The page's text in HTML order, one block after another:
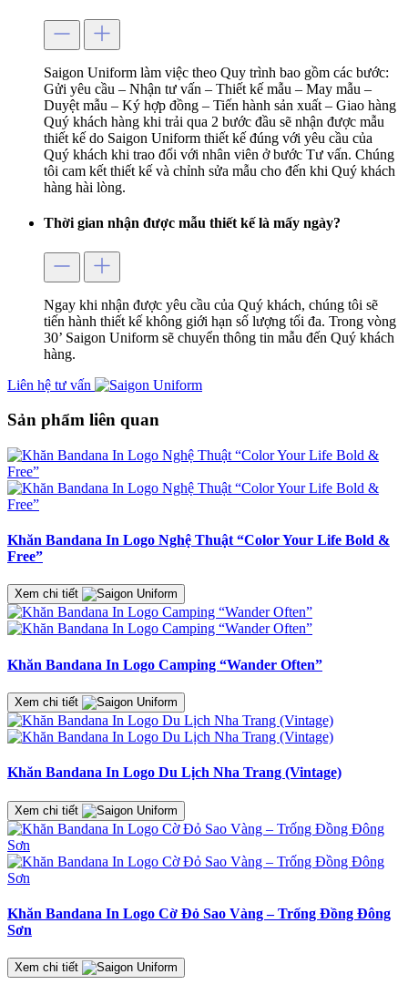
Saigon Uniform làm việc theo Quy trình bao gồm các bước:
Gửi yêu cầu – Nhận tư vấn – Thiết kế mẫu – May mẫu –
Duyệt mẫu – Ký hợp đồng – Tiến hành sản xuất – Giao hàng
Quý khách hàng khi trải qua 2 bước đầu sẽ nhận được mẫu
thiết kế do Saigon Uniform thiết kế đúng với yêu cầu của
Quý khách khi trao đổi với nhân viên ở bước Tư vấn. Chúng
tôi cam kết thiết kế và chỉnh sửa mẫu cho đến khi Quý khách
hàng hài lòng.
Thời gian nhận được mẫu thiết kế là mấy ngày?
Ngay khi nhận được yêu cầu của Quý khách, chúng tôi sẽ
tiến hành thiết kế không giới hạn số lượng tối đa. Trong vòng
30’ Saigon Uniform sẽ chuyển thông tin mẫu đến Quý khách
hàng.
Liên hệ tư vấn
Sản phẩm liên quan
Khăn Bandana In Logo Nghệ Thuật “Color Your Life Bold &
Free”
Xem chi tiết
Khăn Bandana In Logo Camping “Wander Often”
Xem chi tiết
Khăn Bandana In Logo Du Lịch Nha Trang (Vintage)
Xem chi tiết
Khăn Bandana In Logo Cờ Đỏ Sao Vàng – Trống Đồng Đông
Sơn
Xem chi tiết